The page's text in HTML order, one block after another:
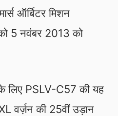
ऑर्बिटर मिशन
5 नवंबर 2013 को
PSLV-C57 की यह
वर्ज़न की 25वीं उड़ान